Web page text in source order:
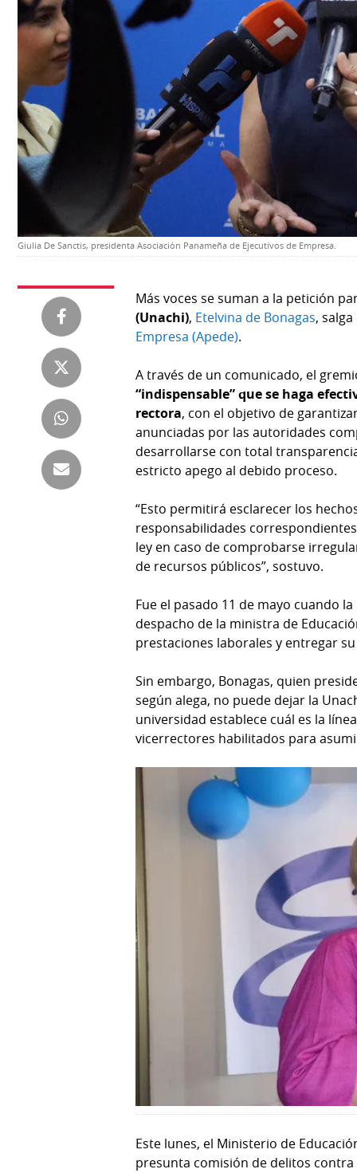
Catálogos
Lotería
Kiosko
digital
Luctuosas
Temas
Autores
OTROS
SITIOS
Metro
por
Metro
Tienda
Panamá
Tus
Tiquetes
Cero
Mi
Diario
Ellas
Club
La
Prensa
Busca
Fácil
Giulia De Sanctis, presidenta Asociación Panameña de Ejecutivos de Empresa.
Más voces se suman a la petición
(Unachi), Etelvina de Bonagas,
Empresa (Apede).
A través de un comunicado, el
“indispensable” que se haga
rectora, con el objetivo de
anunciadas por las autoridades
desarrollarse con total
estricto apego al debido proceso.
“Esto permitirá esclarecer los
responsabilidades
ley en caso de comprobarse
de recursos públicos”, sostuvo.
Fue el pasado 11 de mayo cuando
despacho de la ministra de
prestaciones laborales y entregar
Sin embargo, Bonagas, quien
según alega, no puede dejar la
universidad establece cuál es la
vicerrectores habilitados para
Este lunes, el Ministerio de
presunta comisión de delitos